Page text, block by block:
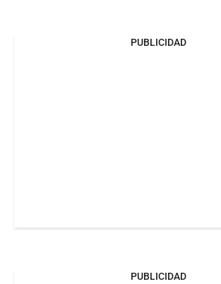
PUBLICIDAD
PUBLICIDAD